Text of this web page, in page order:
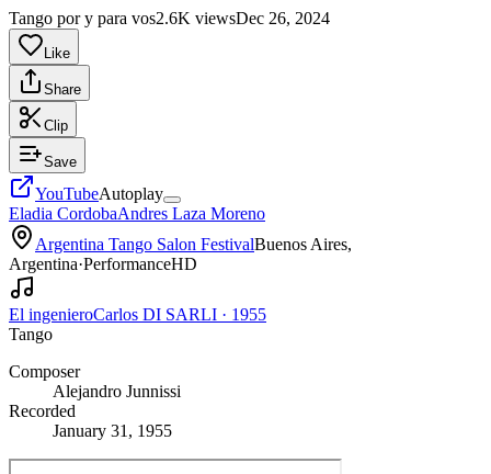
Tango por y para vos2.6K viewsDec 26, 2024
Like
Share
Clip
Save
YouTubeAutoplay
Eladia CordobaAndres Laza Moreno
Argentina Tango Salon FestivalBuenos Aires,
Argentina·PerformanceHD
El ingenieroCarlos DI SARLI · 1955
Tango
Composer
Alejandro Junnissi
Recorded
January 31, 1955